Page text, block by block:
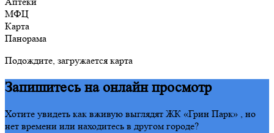
МФЦ
Карта
Панорама
Подождите, загружается карта
Запишитесь на онлайн просмотр
Хотите увидеть как вживую выглядят ЖК «Грин Парк» , но
нет времени или находитесь в другом городе?